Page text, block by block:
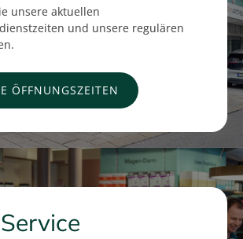
unsere aktuellen
und unsere regulären
ÖFFNUNGSZEITEN